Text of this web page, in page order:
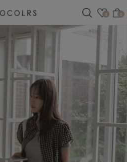
관심
0 0
검색